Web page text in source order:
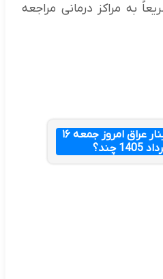
به مراکز درمانی مراجعه
قیمت دینار عراق امروز جمعه ۱۶
1405 چند؟